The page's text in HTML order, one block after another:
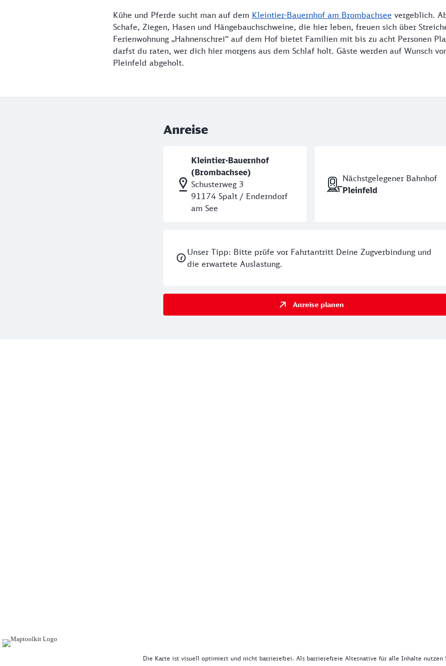
Kühe und Pferde sucht man auf dem Kleintier-Bauernhof am Brombachsee vergeblich.
Schafe, Ziegen, Hasen und Hängebauchschweine, die hier leben, freuen sich über
Ferienwohnung „Hahnenschrei“ auf dem Hof bietet Familien mit bis zu acht Personen
darfst du raten, wer dich hier morgens aus dem Schlaf holt. Gäste werden auf Wunsch
Pleinfeld abgeholt.
Anreise
Kleintier-Bauernhof
(Brombachsee)
Schusterweg 3
91174 Spalt / Enderndorf
am See
Nächstgelegener Bahnhof
Pleinfeld
Unser Tipp: Bitte prüfe vor Fahrtantritt Deine Zugverbindung und
die erwartete Auslastung.
Anreise planen
Die Karte ist visuell optimiert und nicht barrierefrei. Als barrierefreie Alternative für alle Inhalte nutzen